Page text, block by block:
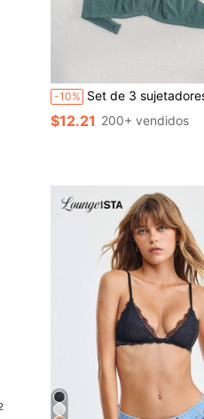
-10% Set de 3 sujetadores con aros de
$12.21 200+ vendidos